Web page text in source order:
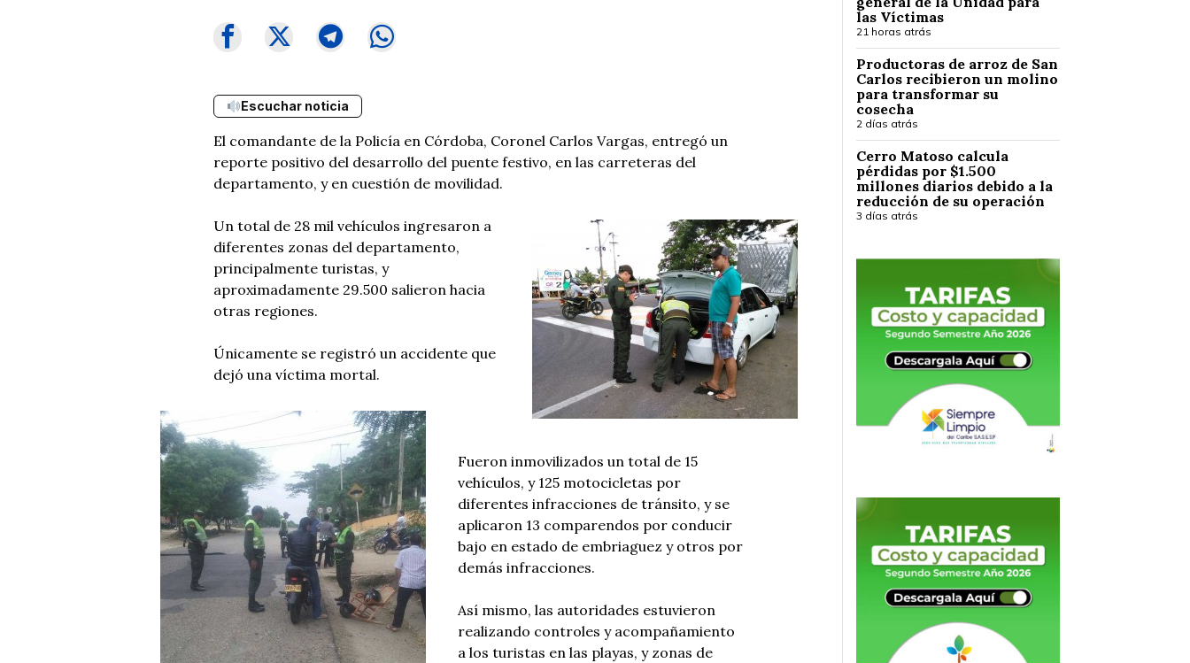
Escuchar noticia
El comandante de la Policía en Córdoba, Coronel Carlos Vargas, entregó un
reporte positivo del desarrollo del puente festivo, en las carreteras del
departamento, y en cuestión de movilidad.
Un total de 28 mil vehículos ingresaron a
diferentes zonas del departamento,
principalmente turistas, y
aproximadamente 29.500 salieron hacia
otras regiones.
Únicamente se registró un accidente que
dejó una víctima mortal.
Fueron inmovilizados un total de 15
vehículos, y 125 motocicletas por
diferentes infracciones de tránsito, y se
aplicaron 13 comparendos por conducir
bajo en estado de embriaguez y otros por
demás infracciones.
Así mismo, las autoridades estuvieron
realizando controles y acompañamiento
a los turistas en las playas, y zonas de
las Víctimas
21 horas atrás
Productoras de arroz de San
Carlos recibieron un molino
para transformar su
cosecha
2 días atrás
Cerro Matoso calcula
pérdidas por $1.500
millones diarios debido a la
reducción de su operación
3 días atrás